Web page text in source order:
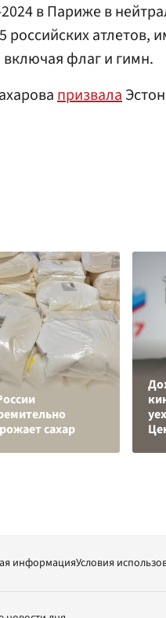
в Париже в
российских атлетов,
флаг и гимн.
призвала
сахар
информацияУсловия